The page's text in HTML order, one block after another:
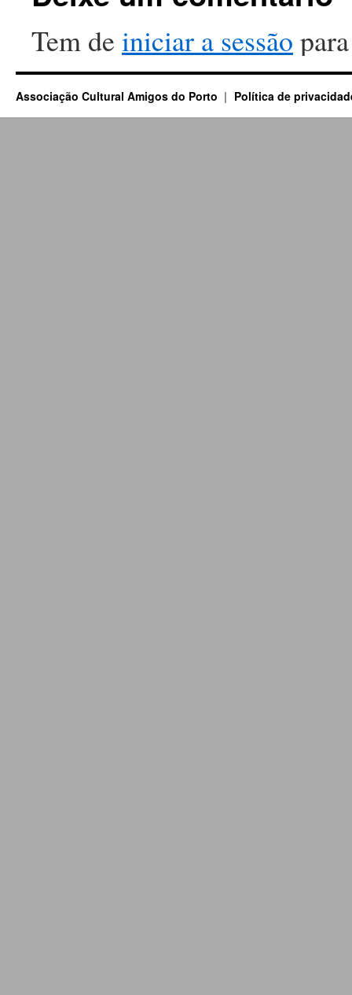
Tem de iniciar a sessão
Associação Cultural Amigos do Porto Política de